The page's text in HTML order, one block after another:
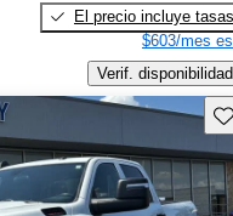
El precio incluye tasas
$603/mes
Verif. disponibilidad